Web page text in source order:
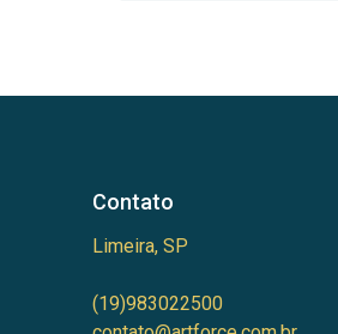
Contato
Limeira, SP
(19)983022500